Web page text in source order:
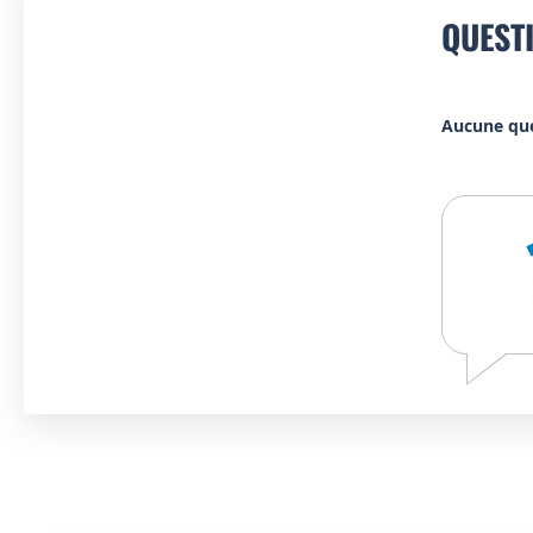
Aucune